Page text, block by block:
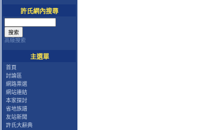
許氏網內搜尋
高級搜索
主選單
首頁
討論區
網路票選
網站連結
本家探討
省地族譜
友站新聞
許氏大辭典